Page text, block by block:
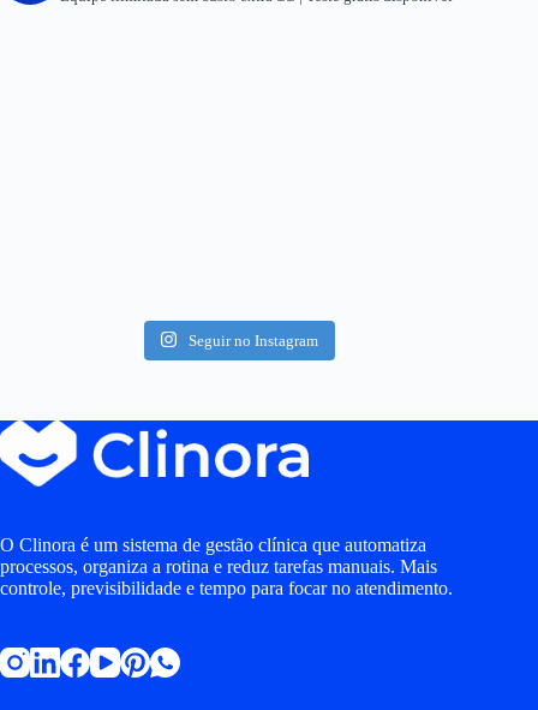
Seguir no Instagram
O Clinora é um sistema de gestão clínica que automatiza
processos, organiza a rotina e reduz tarefas manuais. Mais
controle, previsibilidade e tempo para focar no atendimento.